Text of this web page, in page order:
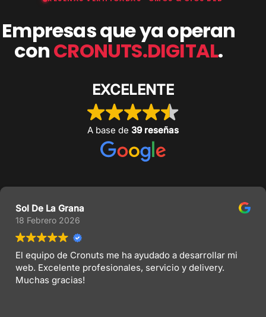
Empresas que ya operan
conCRONUTS.DIGITAL.
EXCELENTE
A base de 39 reseñas
Sol De La Grana
18 Febrero 2026
El equipo de Cronuts me ha ayudado a desarrollar mi
web. Excelente profesionales, servicio y delivery.
Muchas gracias!